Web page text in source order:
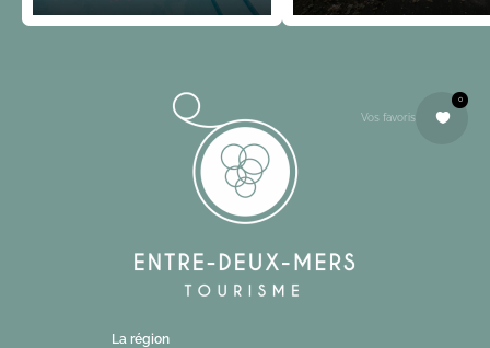
Vos favoris
0
La région